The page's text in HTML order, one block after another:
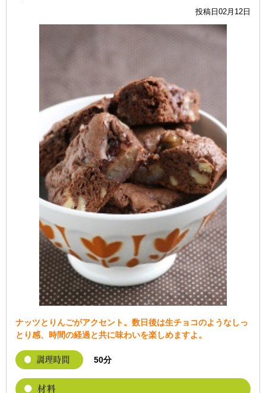
投稿日02月12日
ナッツとりんごがアクセント。数日後は生チョコのようなしっ
とり感、時間の経過と共に味わいを楽しめますよ。
50分